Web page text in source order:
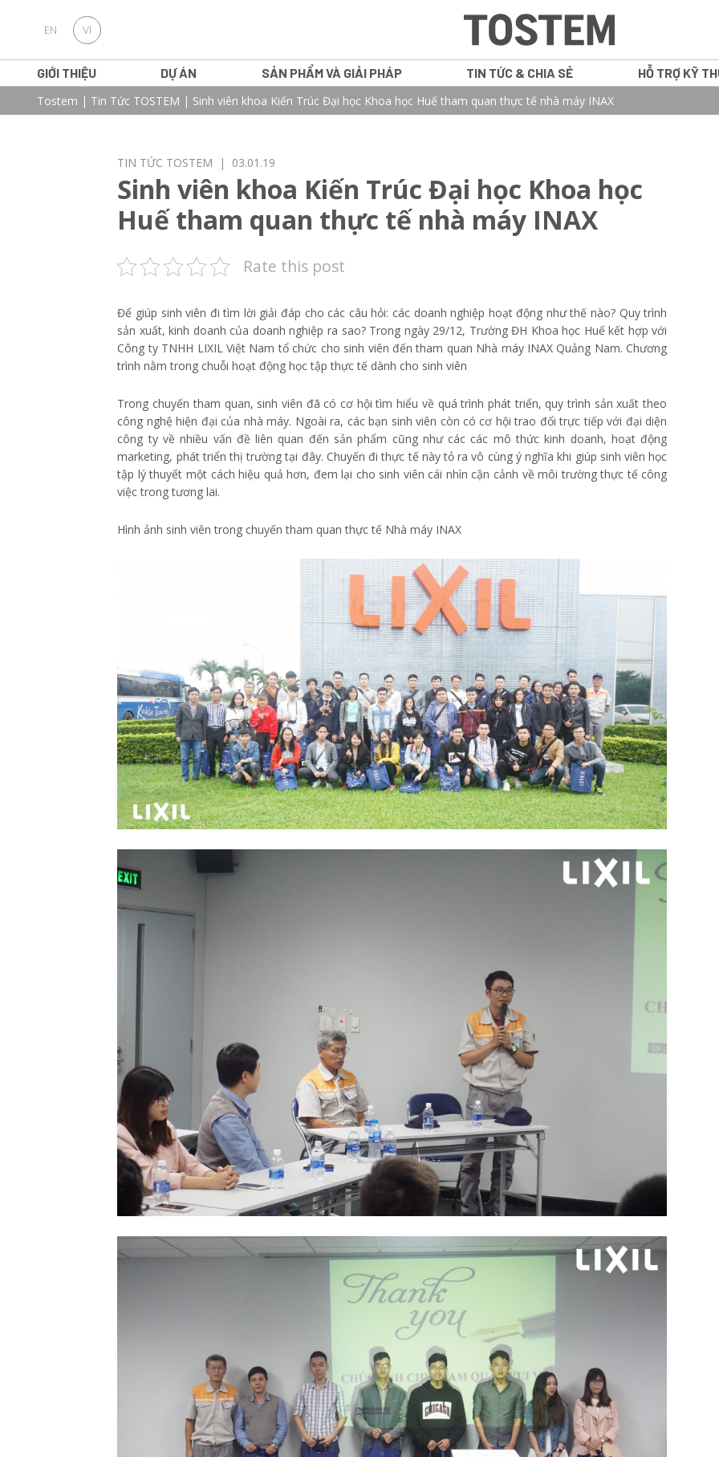
EN VI
GIỚI THIỆU DỰ ÁN SẢN PHẨM VÀ GIẢI PHÁP
ATIS
NS
IN16
CỬA ĐI NHÔM
TIN TỨC & CHIA SẺ HỖ TRỢ KỸ
Tostem | Tin Tức TOSTEM | Sinh viên khoa Kiến Trúc Đại học Khoa học Huế tham quan thực tế nhà máy INAX
TIN TỨC TOSTEM | 03.01.19
Sinh viên khoa Kiến Trúc Đại học Khoa học
Huế tham quan thực tế nhà máy INAX
Rate this post
Để giúp sinh viên đi tìm lời giải đáp cho các câu hỏi: các doanh nghiệp hoạt động như thế nào? Quy trình
sản xuất, kinh doanh của doanh nghiệp ra sao? Trong ngày 29/12, Trường ĐH Khoa học Huế kết hợp với
Công ty TNHH LIXIL Việt Nam tổ chức cho sinh viên đến tham quan Nhà máy INAX Quảng Nam. Chương
trình nằm trong chuỗi hoạt động học tập thực tế dành cho sinh viên
Trong chuyến tham quan, sinh viên đã có cơ hội tìm hiểu về quá trình phát triển, quy trình sản xuất theo
công nghệ hiện đại của nhà máy. Ngoài ra, các bạn sinh viên còn có cơ hội trao đổi trực tiếp với đại diện
công ty về nhiều vấn đề liên quan đến sản phẩm cũng như các các mô thức kinh doanh, hoạt động
marketing, phát triển thị trường tại đây. Chuyến đi thực tế này tỏ ra vô cùng ý nghĩa khi giúp sinh viên học
tập lý thuyết một cách hiệu quả hơn, đem lại cho sinh viên cái nhìn cận cảnh về môi trường thực tế công
việc trong tương lai.
Hình ảnh sinh viên trong chuyến tham quan thực tế Nhà máy INAX